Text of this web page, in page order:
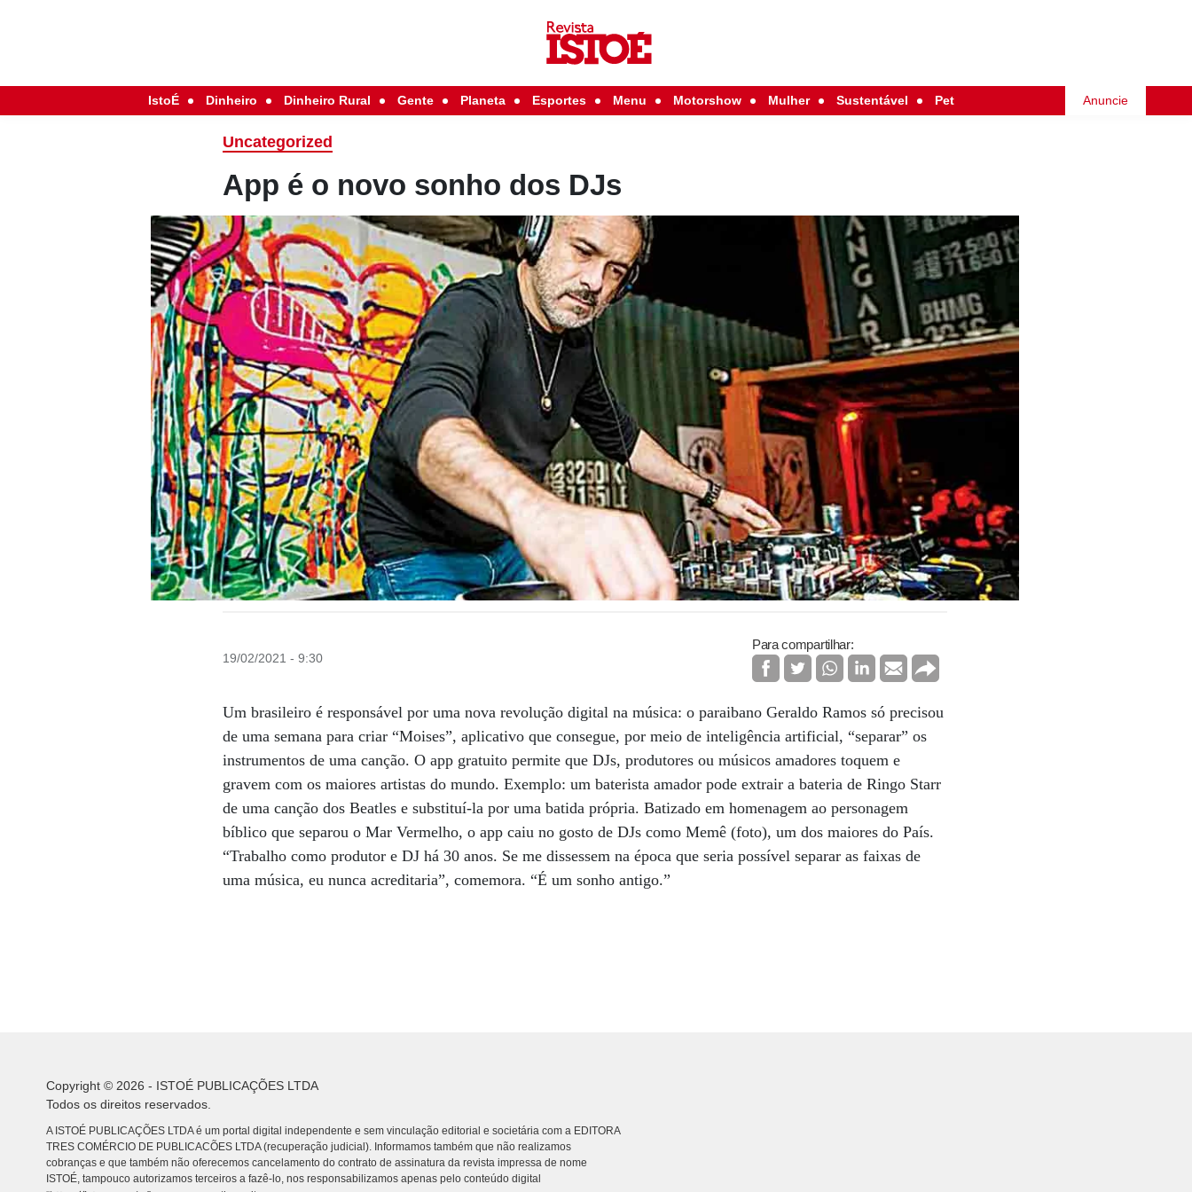
IstoÉ Dinheiro Dinheiro Rural Gente Planeta Esportes Menu Motorshow Mulher Sustentável Pet Anuncie
Uncategorized
App é o novo sonho dos DJs
19/02/2021 - 9:30
Para compartilhar:
Um brasileiro é responsável por uma nova revolução digital na música: o paraibano Geraldo Ramos só precisou
de uma semana para criar “Moises”, aplicativo que consegue, por meio de inteligência artificial, “separar” os
instrumentos de uma canção. O app gratuito permite que DJs, produtores ou músicos amadores toquem e
gravem com os maiores artistas do mundo. Exemplo: um baterista amador pode extrair a bateria de Ringo Starr
de uma canção dos Beatles e substituí-la por uma batida própria. Batizado em homenagem ao personagem
bíblico que separou o Mar Vermelho, o app caiu no gosto de DJs como Memê (foto), um dos maiores do País.
“Trabalho como produtor e DJ há 30 anos. Se me dissessem na época que seria possível separar as faixas de
uma música, eu nunca acreditaria”, comemora. “É um sonho antigo.”
Copyright © 2026 - ISTOÉ PUBLICAÇÕES LTDA
Todos os direitos reservados.
A ISTOÉ PUBLICAÇÕES LTDA é um portal digital independente e sem vinculação editorial e societária com a EDITORA
TRES COMÉRCIO DE PUBLICACÕES LTDA (recuperação judicial). Informamos também que não realizamos
cobranças e que também não oferecemos cancelamento do contrato de assinatura da revista impressa de nome
ISTOÉ, tampouco autorizamos terceiros a fazê-lo, nos responsabilizamos apenas pelo conteúdo digital